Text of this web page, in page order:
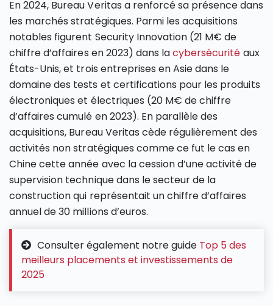
En 2024, Bureau Veritas a renforcé sa présence dans
les marchés stratégiques. Parmi les acquisitions
notables figurent Security Innovation (21 M€ de
chiffre d’affaires en 2023) dans lacybersécurité aux
États-Unis, et trois entreprises en Asie dans le
domaine des tests et certifications pour les produits
électroniques et électriques (20 M€ de chiffre
d’affaires cumulé en 2023). En parallèle des
acquisitions, Bureau Veritas cède régulièrement des
activités non stratégiques comme ce fut le cas en
Chine cette année avec la cession d’une activité de
supervision technique dans le secteur de la
construction qui représentait un chiffre d’affaires
annuel de 30 millions d’euros.
Consulter également notre guide Top 5 des
meilleurs placements et investissements de
2025